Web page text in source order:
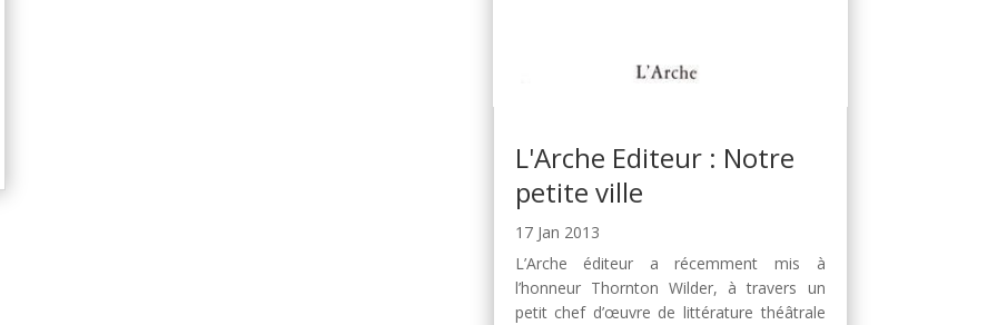
L'Arche Editeur : Notre
petite ville
17 Jan 2013
L’Arche éditeur a récemment mis à
l’honneur Thornton Wilder, à travers un
petit chef d’œuvre de littérature théâtrale